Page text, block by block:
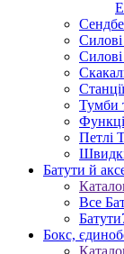
Силові
Тумби
Петлі
Батути й
Все
Батути
Бокс,